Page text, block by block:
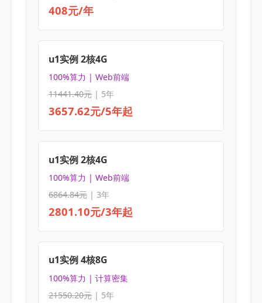
408元/年
u1实例 2核4G
100%算力 | Web前端
11441.40元| 5年
3657.62元/5年起
u1实例 2核4G
100%算力 | Web前端
6864.84元| 3年
2801.10元/3年起
u1实例 4核8G
100%算力 | 计算密集
21550.20元| 5年